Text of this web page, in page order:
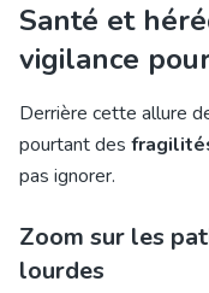
Santé et
vigilance
Derrière cette allure
pourtant des
pas ignorer.
Zoom sur les
lourdes